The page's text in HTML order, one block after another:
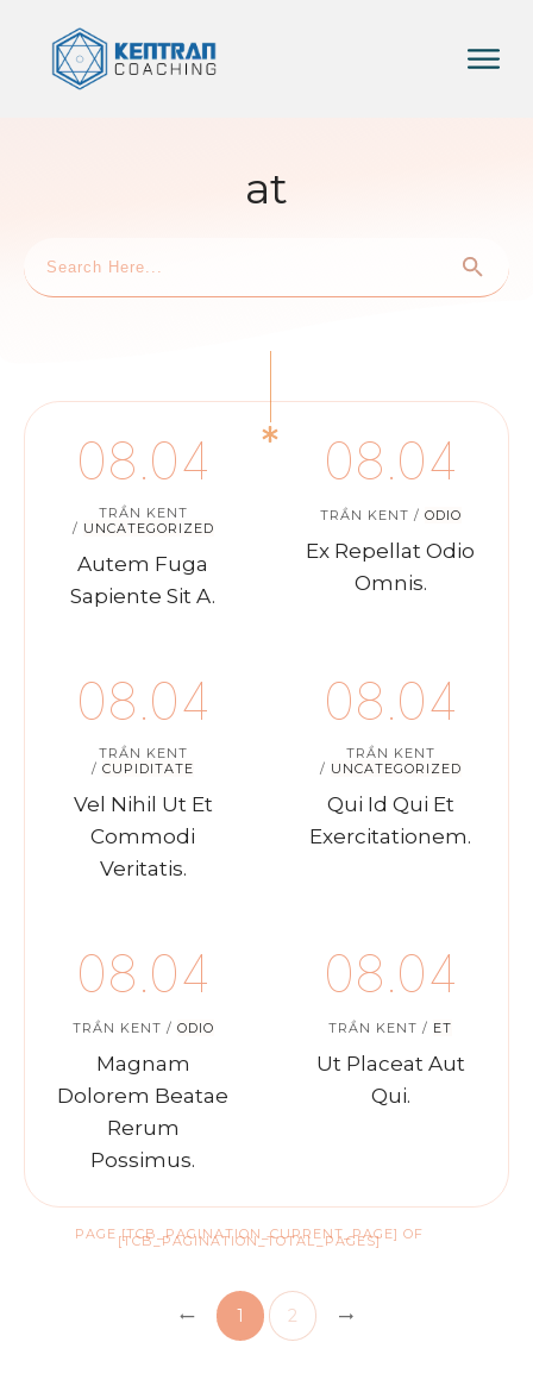
at
08.04
TRẦN KENT
/ UNCATEGORIZED
Autem Fuga
Sapiente Sit A.
08.04
TRẦN KENT / ODIO
Ex Repellat Odio
Omnis.
08.04
TRẦN KENT
/ CUPIDITATE
Vel Nihil Ut Et
Commodi
Veritatis.
08.04
TRẦN KENT
/ UNCATEGORIZED
Qui Id Qui Et
Exercitationem.
08.04
TRẦN KENT / ODIO
Magnam
Dolorem Beatae
Rerum
Possimus.
08.04
TRẦN KENT / ET
Ut Placeat Aut
Qui.
PAGE[TCB_PAGINATION_CURRENT_PAGE] OF
[TCB_PAGINATION_TOTAL_PAGES]
1 2